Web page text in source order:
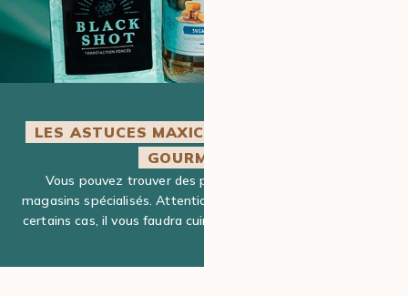
LES ASTUCES MAXICOFFEE POUR PLUS DE
GOURMANDISE
Vous pouvez trouver des perles de tapioca dans des
magasins spécialisés. Attention toutefois à la cuisson : dans
certains cas, il vous faudra cuire les perles jusqu’à 6 heures !